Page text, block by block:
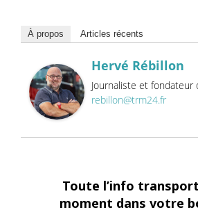
À propos Articles récents
Hervé Rébillon
Journaliste et fondateur
rebillon@trm24.fr
Toute l’info
moment dans votre